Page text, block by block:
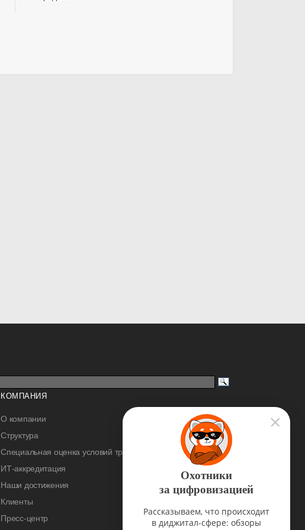
КОМПАНИЯ
О компании
Структура
Специальная оценка условий труда
ИТ-аккредитация
Наши достижения
Клиенты
Пресс-центр
Охотники
за цифровизацией
Рассказываем, что происходит
в диджитал-сфере: обзоры